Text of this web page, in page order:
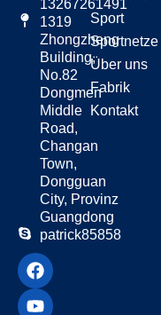
13267261491
1319
Zhongzheng
Building,
No.82
Dongmen
Middle
Road,
Changan
Town,
Dongguan
City, Provinz
Guangdong
patrick85858
Sport
Sportnetze
Über uns
Fabrik
Kontakt